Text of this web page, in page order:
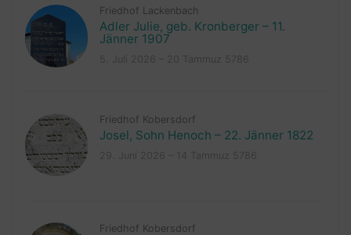
Friedhof Lackenbach
Adler Julie, geb. Kronberger – 11.
Jänner 1907
Friedhof Kobersdorf
Josel, Sohn Henoch – 22. Jänner 1822
Friedhof Kobersdorf